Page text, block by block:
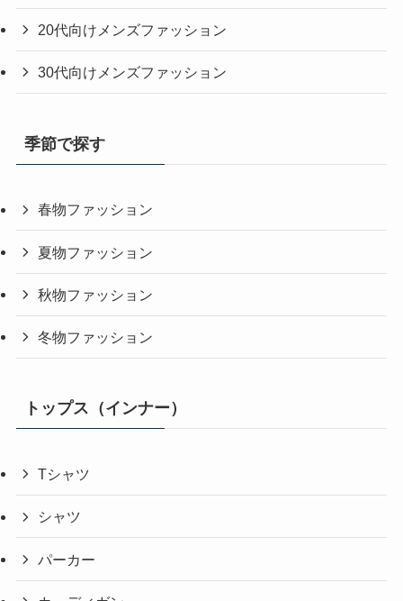
20代向けメンズファッション
30代向けメンズファッション
季節で探す
春物ファッション
夏物ファッション
秋物ファッション
冬物ファッション
トップス（インナー）
Tシャツ
シャツ
パーカー